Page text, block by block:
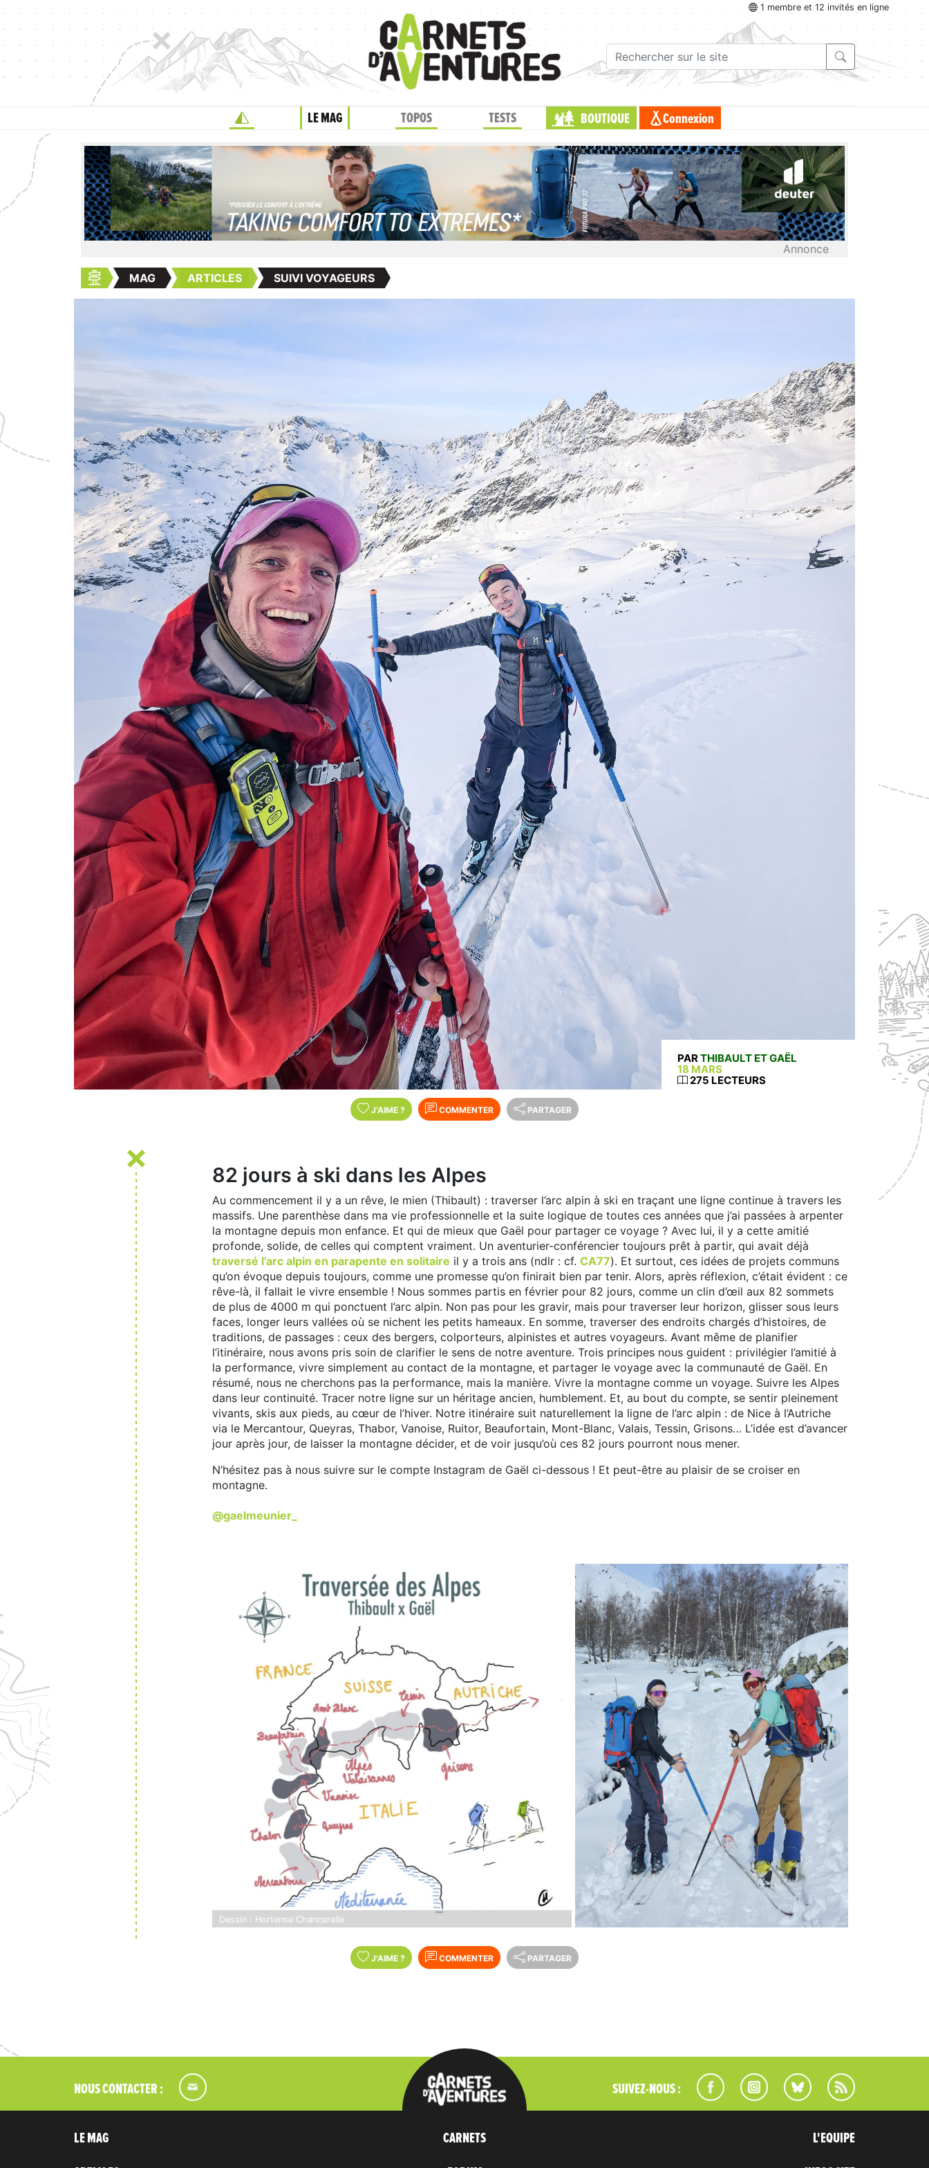
1 membre et 12 invités en ligne
LE MAG TOPOS TESTS BOUTIQUE Connexion
Annonce
MAG ARTICLES SUIVI VOYAGEURS
PARTHIBAULT ET GAËL
18 MARS
275 LECTEURS
J'AIME ? COMMENTER PARTAGER
82 jours à ski dans les Alpes
Au commencement il y a un rêve, le mien (Thibault) : traverser l’arc alpin à ski en traçant une ligne continue à travers les
massifs. Une parenthèse dans ma vie professionnelle et la suite logique de toutes ces années que j’ai passées à arpenter
la montagne depuis mon enfance. Et qui de mieux que Gaël pour partager ce voyage ? Avec lui, il y a cette amitié
profonde, solide, de celles qui comptent vraiment. Un aventurier-conférencier toujours prêt à partir, qui avait déjà
traversé l’arc alpin en parapente en solitaire il y a trois ans (ndlr : cf. CA77). Et surtout, ces idées de projets communs
qu’on évoque depuis toujours, comme une promesse qu’on finirait bien par tenir. Alors, après réflexion, c’était évident : ce
rêve-là, il fallait le vivre ensemble ! Nous sommes partis en février pour 82 jours, comme un clin d’œil aux 82 sommets
de plus de 4000 m qui ponctuent l’arc alpin. Non pas pour les gravir, mais pour traverser leur horizon, glisser sous leurs
faces, longer leurs vallées où se nichent les petits hameaux. En somme, traverser des endroits chargés d’histoires, de
traditions, de passages : ceux des bergers, colporteurs, alpinistes et autres voyageurs. Avant même de planifier
l’itinéraire, nous avons pris soin de clarifier le sens de notre aventure. Trois principes nous guident : privilégier l’amitié à
la performance, vivre simplement au contact de la montagne, et partager le voyage avec la communauté de Gaël. En
résumé, nous ne cherchons pas la performance, mais la manière. Vivre la montagne comme un voyage. Suivre les Alpes
dans leur continuité. Tracer notre ligne sur un héritage ancien, humblement. Et, au bout du compte, se sentir pleinement
vivants, skis aux pieds, au cœur de l’hiver. Notre itinéraire suit naturellement la ligne de l’arc alpin : de Nice à l’Autriche
via le Mercantour, Queyras, Thabor, Vanoise, Ruitor, Beaufortain, Mont-Blanc, Valais, Tessin, Grisons… L’idée est d’avancer
jour après jour, de laisser la montagne décider, et de voir jusqu’où ces 82 jours pourront nous mener.
N’hésitez pas à nous suivre sur le compte Instagram de Gaël ci-dessous ! Et peut-être au plaisir de se croiser en
montagne.
@gaelmeunier_
Dessin : Hortense Chancerelle
J'AIME ? COMMENTER PARTAGER
NOUS CONTACTER : SUIVEZ-NOUS :
LE MAG CARNETS L'EQUIPE